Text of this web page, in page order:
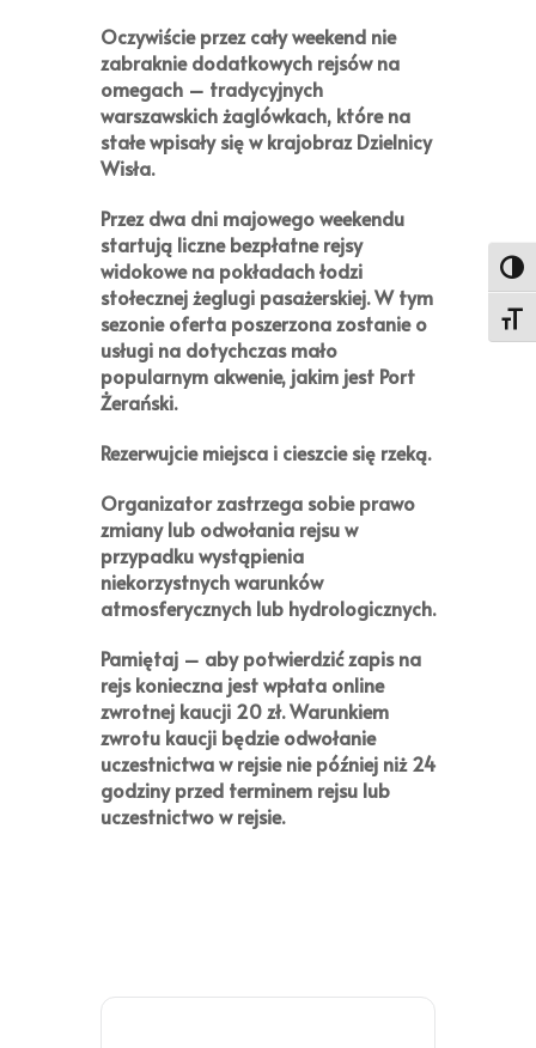
Oczywiście przez cały weekend nie
zabraknie dodatkowych rejsów na
omegach – tradycyjnych
warszawskich żaglówkach, które na
stałe wpisały się w krajobraz Dzielnicy
Wisła.
Przez dwa dni majowego weekendu
startują liczne bezpłatne rejsy
widokowe na pokładach łodzi
stołecznej żeglugi pasażerskiej. W tym
sezonie oferta poszerzona zostanie o
usługi na dotychczas mało
popularnym akwenie, jakim jest Port
Żerański.
Rezerwujcie miejsca i cieszcie się rzeką.
Organizator zastrzega sobie prawo
zmiany lub odwołania rejsu w
przypadku wystąpienia
niekorzystnych warunków
atmosferycznych lub hydrologicznych.
Pamiętaj – aby potwierdzić zapis na
rejs konieczna jest wpłata online
zwrotnej kaucji 20 zł. Warunkiem
zwrotu kaucji będzie odwołanie
uczestnictwa w rejsie nie później niż 24
godziny przed terminem rejsu lub
uczestnictwo w rejsie.